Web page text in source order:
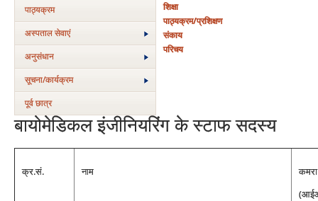
पाठ्यक्रम
अस्‍पताल सेवाएं
अनुसंधान
सूचना/कार्यक्रम
पूर्व छात्र
बायोमेडिकल इंजीनियरिंग के स्टाफ सदस्य
क्र.सं. नाम
शिक्षा
पाठ्यक्रम/प्रशिक्षण
संकाय
परिचय